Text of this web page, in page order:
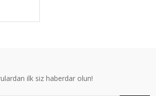
ilk siz haberdar olun!